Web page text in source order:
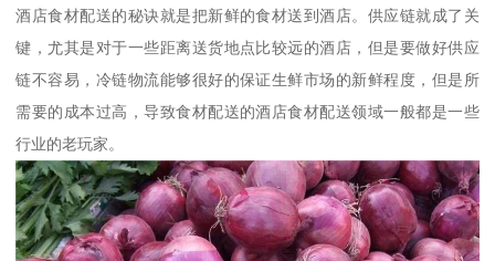
酒店食材配送的秘诀就是把新鲜的食材送到酒店。供应链就成了关
键，尤其是对于一些距离送货地点比较远的酒店，但是要做好供应
链不容易，冷链物流能够很好的保证生鲜市场的新鲜程度，但是所
需要的成本过高，导致食材配送的酒店食材配送领域一般都是一些
行业的老玩家。